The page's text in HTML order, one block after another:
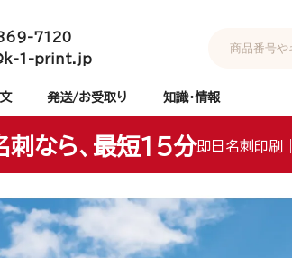
7120
1-print.jp
発送/お受取り 知識・情報
刺なら、最短15分即日名刺印刷